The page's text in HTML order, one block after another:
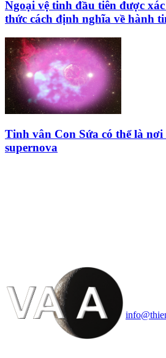
Ngoại vệ tinh đầu tiên được
thức cách định nghĩa về hành
Tinh vân Con Sứa có thể là
supernova